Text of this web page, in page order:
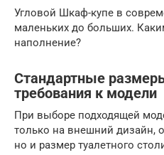
Угловой Шкаф-купе в
маленьких до больших.
наполнение?
Стандартные
требования к модели
При выборе подходящей
только на внешний дизайн,
но и размер туалетного